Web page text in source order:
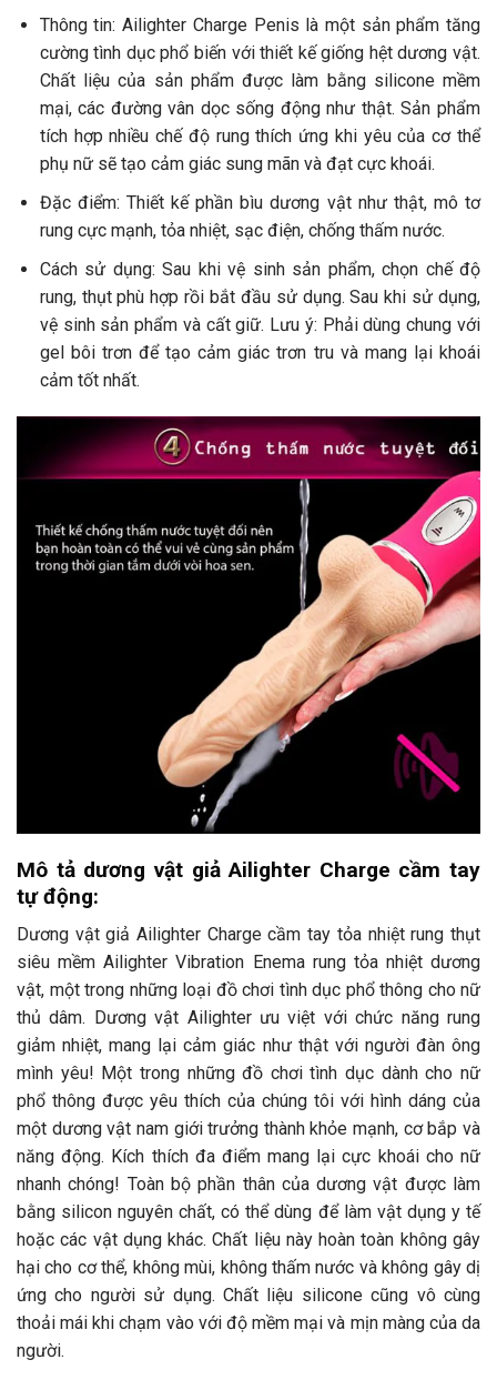
Thông tin: Ailighter Charge Penis là một sản phẩm tăng
cường tình dục phổ biến với thiết kế giống hệt dương vật.
Chất liệu của sản phẩm được làm bằng silicone mềm
mại, các đường vân dọc sống động như thật. Sản phẩm
tích hợp nhiều chế độ rung thích ứng khi yêu của cơ thể
phụ nữ sẽ tạo cảm giác sung mãn và đạt cực khoái.
Đặc điểm: Thiết kế phần bìu dương vật như thật, mô tơ
rung cực mạnh, tỏa nhiệt, sạc điện, chống thấm nước.
Cách sử dụng: Sau khi vệ sinh sản phẩm, chọn chế độ
rung, thụt phù hợp rồi bắt đầu sử dụng. Sau khi sử dụng,
vệ sinh sản phẩm và cất giữ. Lưu ý: Phải dùng chung với
gel bôi trơn để tạo cảm giác trơn tru và mang lại khoái
cảm tốt nhất.
Mô tả dương vật giả Ailighter Charge cầm tay
tự động:
Dương vật giả Ailighter Charge cầm tay tỏa nhiệt rung thụt
siêu mềm Ailighter Vibration Enema rung tỏa nhiệt dương
vật, một trong những loại đồ chơi tình dục phổ thông cho nữ
thủ dâm. Dương vật Ailighter ưu việt với chức năng rung
giảm nhiệt, mang lại cảm giác như thật với người đàn ông
mình yêu! Một trong những đồ chơi tình dục dành cho nữ
phổ thông được yêu thích của chúng tôi với hình dáng của
một dương vật nam giới trưởng thành khỏe mạnh, cơ bắp và
năng động. Kích thích đa điểm mang lại cực khoái cho nữ
nhanh chóng! Toàn bộ phần thân của dương vật được làm
bằng silicon nguyên chất, có thể dùng để làm vật dụng y tế
hoặc các vật dụng khác. Chất liệu này hoàn toàn không gây
hại cho cơ thể, không mùi, không thấm nước và không gây dị
ứng cho người sử dụng. Chất liệu silicone cũng vô cùng
thoải mái khi chạm vào với độ mềm mại và mịn màng của da
người.